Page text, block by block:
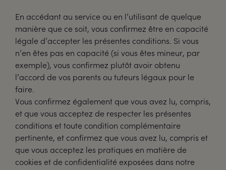
En accédant au service ou en l’utilisant de quelque
manière que ce soit, vous confirmez être en capacité
légale d’accepter les présentes conditions. Si vous
n’en êtes pas en capacité (si vous êtes mineur, par
exemple), vous confirmez plutôt avoir obtenu
l’accord de vos parents ou tuteurs légaux pour le
faire.
Vous confirmez également que vous avez lu, compris,
et que vous acceptez de respecter les présentes
conditions et toute condition complémentaire
pertinente, et confirmez que vous avez lu, compris et
que vous acceptez les pratiques en matière de
cookies et de confidentialité exposées dans notre